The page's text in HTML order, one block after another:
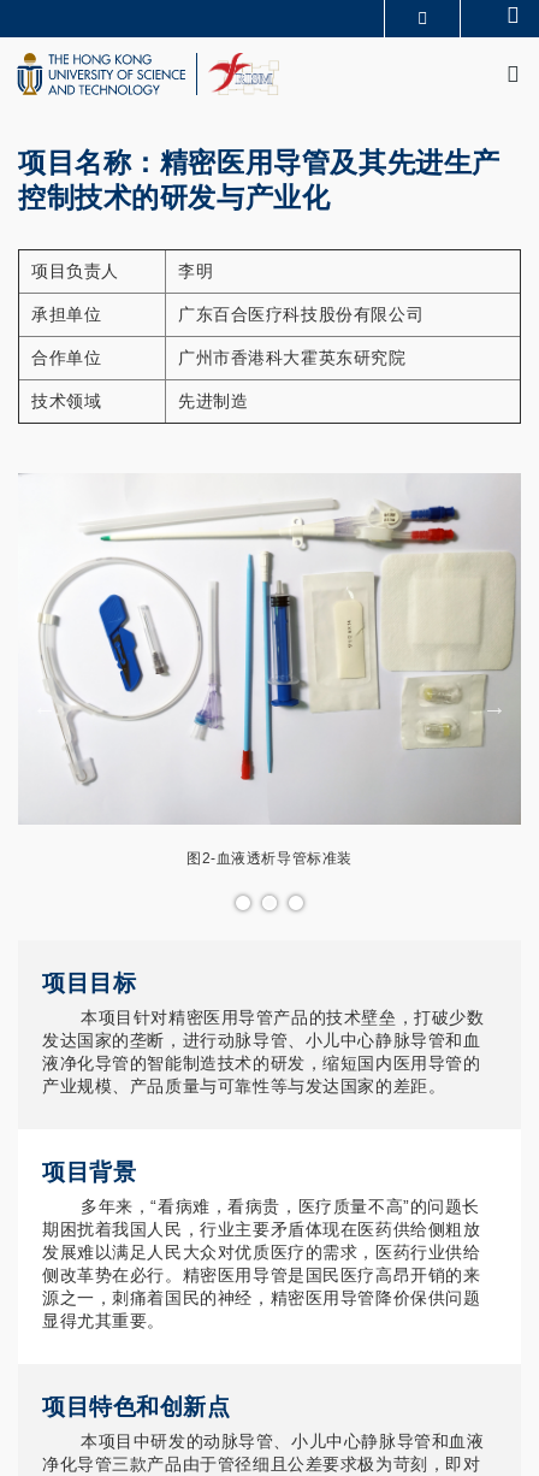
to
main
content
UNIVERSITY NEWS
LIFE@HKUST
项目名称：精密医用导管及其先进生产
控制技术的研发与产业化
项目负责人 李明
承担单位 广东百合医疗科技股份有限公司
合作单位 广州市香港科大霍英东研究院
技术领域 先进制造
图2-血液透析导管标准装
项目目标
本项目针对精密医用导管产品的技术壁垒，打破少数
发达国家的垄断，进行动脉导管、小儿中心静脉导管和血
液净化导管的智能制造技术的研发，缩短国内医用导管的
产业规模、产品质量与可靠性等与发达国家的差距。
项目背景
多年来，“看病难，看病贵，医疗质量不高”的问题长
期困扰着我国人民，行业主要矛盾体现在医药供给侧粗放
发展难以满足人民大众对优质医疗的需求，医药行业供给
侧改革势在必行。精密医用导管是国民医疗高昂开销的来
源之一，刺痛着国民的神经，精密医用导管降价保供问题
显得尤其重要。
项目特色和创新点
本项目中研发的动脉导管、小儿中心静脉导管和血液
净化导管三款产品由于管径细且公差要求极为苛刻，即对